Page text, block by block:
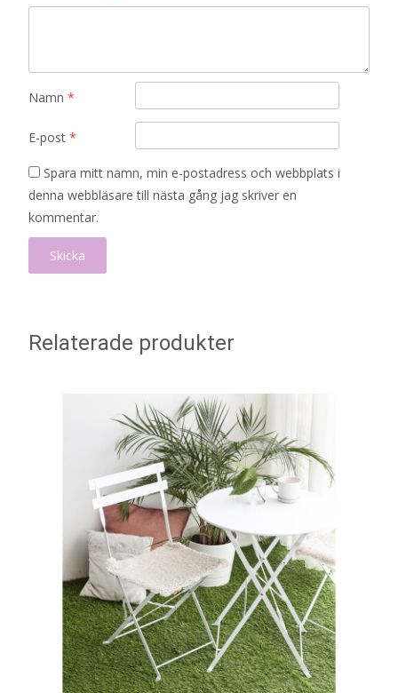
Namn *
E-post *
Spara mitt namn, min e-postadress och webbplats i
denna webbläsare till nästa gång jag skriver en
kommentar.
Relaterade produkter